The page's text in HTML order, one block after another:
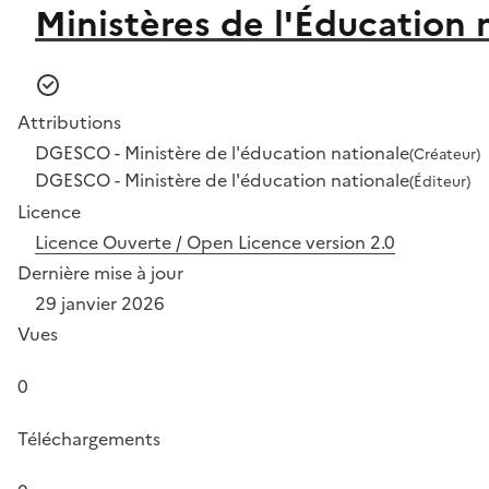
Ministères de l'Éducation
Attributions
DGESCO - Ministère de l'éducation nationale(Créateur)
DGESCO - Ministère de l'éducation nationale(Éditeur)
Licence
Licence Ouverte / Open Licence version 2.0
Dernière mise à jour
29 janvier 2026
Vues
0
Téléchargements